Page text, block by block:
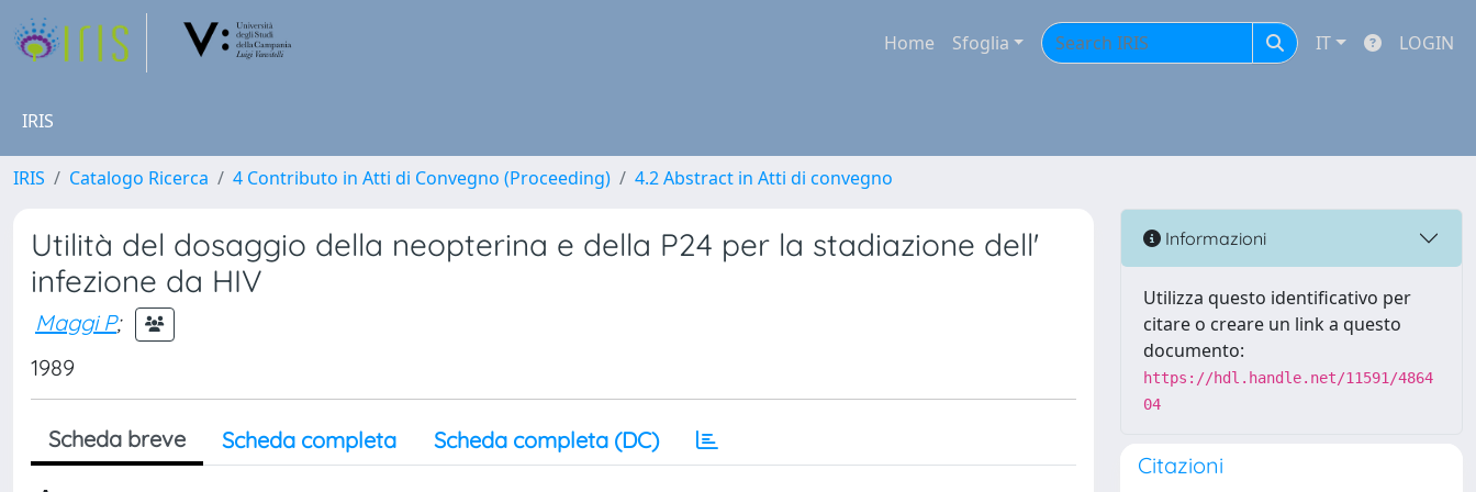
Home Sfoglia IT LOGIN
IRIS
IRIS Catalogo Ricerca 4 Contributo in Atti di Convegno (Proceeding) 4.2 Abstract in Atti di convegno
Utilità del dosaggio della neopterina e della P24 per la stadiazione dell'
infezione da HIV
Maggi P;
1989
Scheda breve Scheda completa Scheda completa (DC)
Informazioni
Utilizza questo identificativo per
citare o creare un link a questo
documento:
https://hdl.handle.net/11591/4864
04
Citazioni